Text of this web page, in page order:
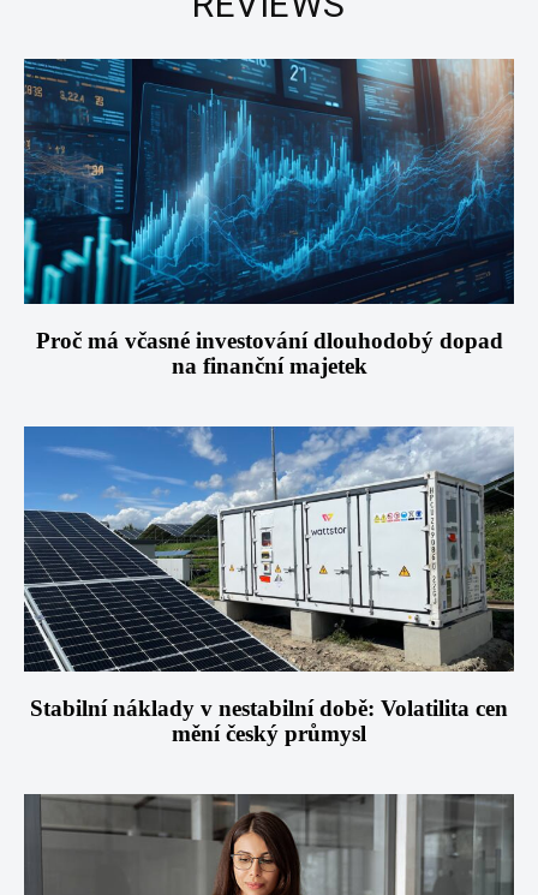
Proč má včasné investování dlouhodobý dopad
na finanční majetek
Stabilní náklady v nestabilní době: Volatilita cen
mění český průmysl